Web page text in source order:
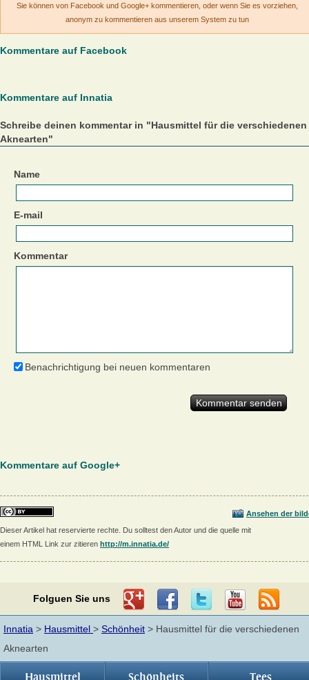
Sie können von Facebook und Google+ kommentieren, oder wenn Sie es vorziehen,
anonym zu kommentieren aus unserem System zu tun
Kommentare auf Facebook
Kommentare auf Innatia
Schreibe deinen kommentar in "Hausmittel für die verschiedenen
Aknearten"
Name
E-mail
Kommentar
Benachrichtigung bei neuen kommentaren
Kommentare auf Google+
Ansehen der
Dieser Artikel hat reservierte rechte. Du solltest den Autor und die quelle mit
einem HTML Link zur zitieren http://m.innatia.de/
Folguen Sie uns
Innatia > Hausmittel > Schönheit > Hausmittel für die verschiedenen
Aknearten
Hausmittel Schönheits Tees